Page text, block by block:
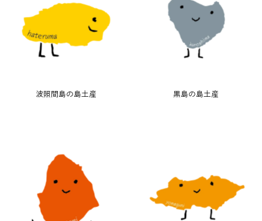
波照間島の島土産 黒島の島土産